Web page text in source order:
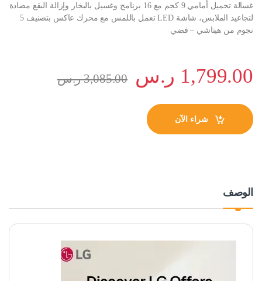
غسالة تحميل أمامي 9 كجم مع 16 برنامج وغسيل بالبخار وإزالة البقع مضادة
لتجاعيد الملابس، شاشة LED تعمل باللمس مع محرك عاكس بتصنيف 5
نجوم من هيتاشي – فضي
1,799.00 ر.س 3,085.00 ر.س
شراء الآن
الوصف